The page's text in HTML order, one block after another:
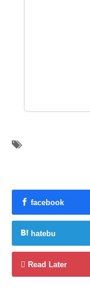
facebook
hatebu
Read Later